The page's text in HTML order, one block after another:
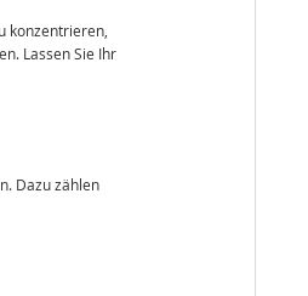
konzentrieren,
Lassen Sie Ihr
Dazu zählen